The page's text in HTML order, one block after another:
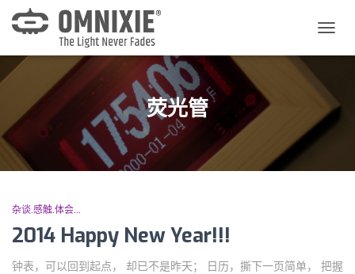
换
荧光管
杂谈.感触.体会...
2014 Happy New Year!!!
钟表，可以回到起点， 却已不是昨天； 日历，撕下一页简单， 把握